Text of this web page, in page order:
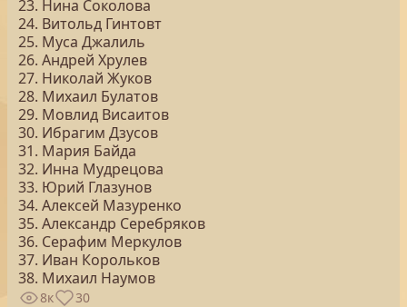
23. Нина Соколова
24. Витольд Гинтовт
25. Муса Джалиль
26. Андрей Хрулев
27. Николай Жуков
28. Михаил Булатов
29. Мовлид Висаитов
30. Ибрагим Дзусов
31. Мария Байда
32. Инна Мудрецова
33. Юрий Глазунов
34. Алексей Мазуренко
35. Александр Серебряков
36. Серафим Меркулов
37. Иван Корольков
38. Михаил Наумов
8к 30